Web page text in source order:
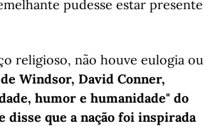
pudesse estar presente
religioso, não houve eulogia ou
Windsor, David Conner,
humor e humanidade" do
disse que a nação foi inspirada